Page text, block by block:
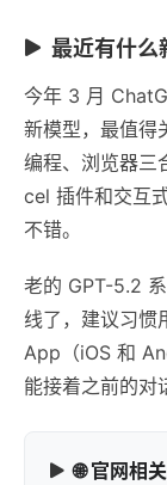
最近有什么
今年 3 月
新模型，最值得
编程、浏览器三
cel 插件和交互
不错。
老的 GPT-5.2
线了，建议习惯
App（iOS 和
能接着之前的对
🌐 官网相